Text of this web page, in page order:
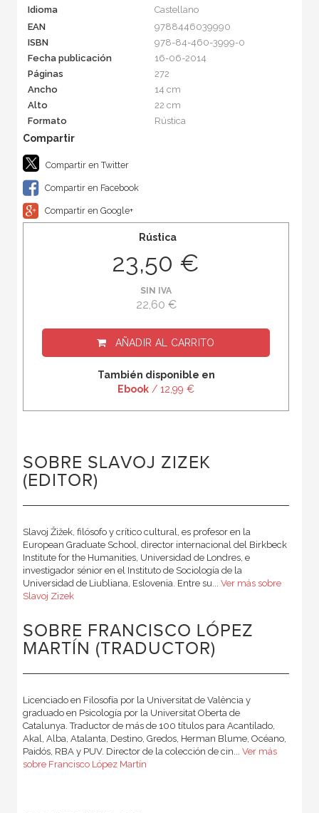
Idioma
Castellano
EAN
9788446039990
ISBN
978-84-460-3999-0
Fecha publicación
16-06-2014
Páginas
272
Ancho
14 cm
Alto
22 cm
Formato
Rústica
Compartir en Twitter
Compartir en Facebook
Compartir en Google+
Rústica
23,50 €
SIN IVA
22,60 €
AÑADIR AL CARRITO
También disponible en
Ebook / 12,99 €
SOBRE SLAVOJ ZIZEK
(EDITOR)
Slavoj Žižek, filósofo y crítico cultural, es profesor en la
European Graduate School, director internacional del Birkbeck
Institute for the Humanities, Universidad de Londres, e
investigador sénior en el Instituto de Sociología de la
Universidad de Liubliana, Eslovenia. Entre su... Ver más sobre
Slavoj Zizek
SOBRE FRANCISCO LÓPEZ
MARTÍN (TRADUCTOR)
Licenciado en Filosofía por la Universitat de València y
graduado en Psicología por la Universitat Oberta de
Catalunya. Traductor de más de 100 títulos para Acantilado,
Akal, Alba, Atalanta, Destino, Gredos, Herman Blume, Océano,
Paidós, RBA y PUV. Director de la colección de cin... Ver más
sobre Francisco López Martín